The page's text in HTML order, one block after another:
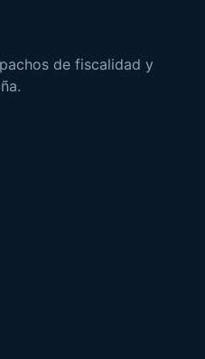
de fiscalidad y